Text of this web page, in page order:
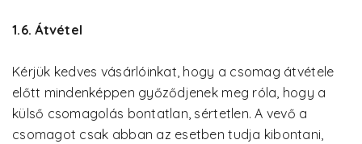
1.6. Átvétel
Kérjük kedves vásárlóinkat, hogy a csomag átvétele
előtt mindenképpen győződjenek meg róla, hogy a
külső csomagolás bontatlan, sértetlen. A vevő a
csomagot csak abban az esetben tudja kibontani,